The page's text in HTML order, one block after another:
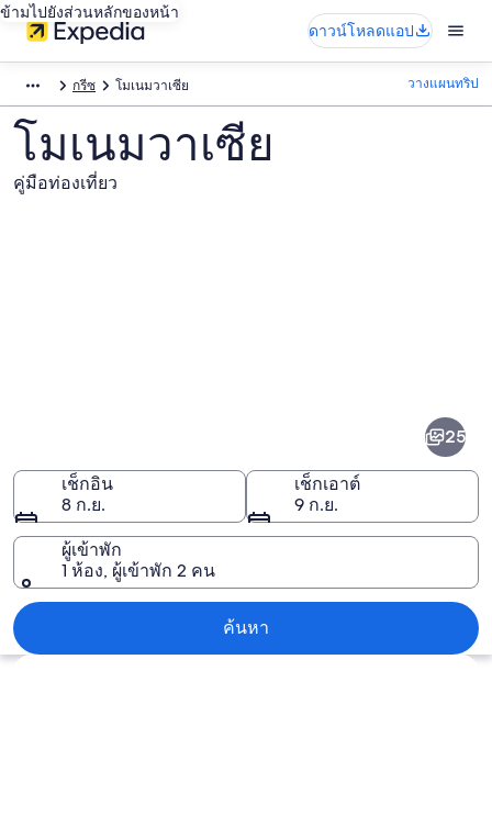
ข้ามไปยังส่วนหลักของหน้า
ดาวน์โหลดแอป
กรีซ โมเนมวาเซีย วางแผนทริป
โมเนมวาเซีย
คู่มือท่องเที่ยว
วา
เซีย
25
เช็กอิน
8 ก.ย.
เช็กเอาต์
9 ก.ย.
ผู้เข้าพัก
1 ห้อง, ผู้เข้าพัก 2 คน
ค้นหา
สำรวจแผนที่